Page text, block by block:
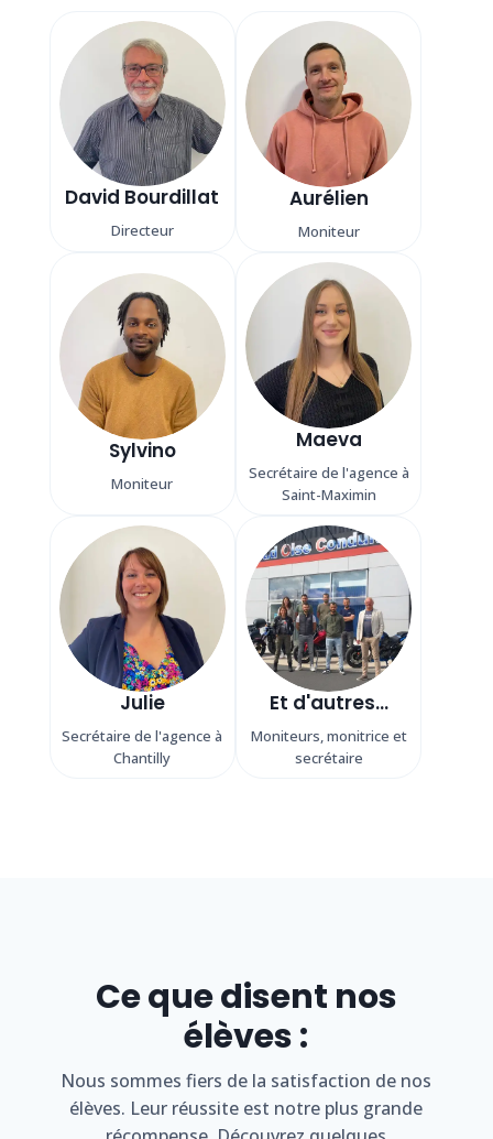
David Bourdillat
Directeur
Aurélien
Moniteur
Sylvino
Moniteur
Maeva
Secrétaire de l'agence à
Saint-Maximin
Julie
Secrétaire de l'agence à
Chantilly
Et d'autres...
Moniteurs, monitrice et
secrétaire
Ce que disent nos
élèves :
Nous sommes fiers de la satisfaction de nos
élèves. Leur réussite est notre plus grande